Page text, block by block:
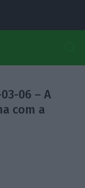
06 – A
com a